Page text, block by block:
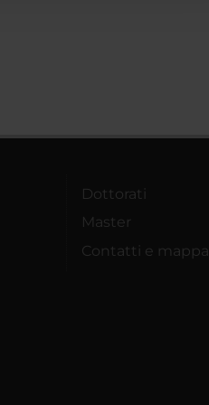
Dottorati
Master
Contatti e mappa